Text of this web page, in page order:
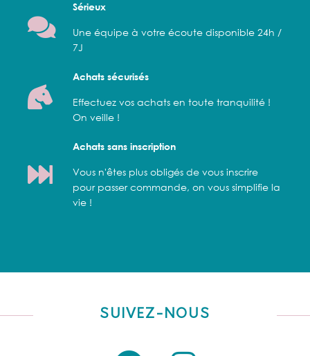
Sérieux
Une équipe à votre écoute disponible 24h /
7J
Achats sécurisés
Effectuez vos achats en toute tranquilité !
On veille !
Achats sans inscription
Vous n'êtes plus obligés de vous inscrire
pour passer commande, on vous simplifie la
vie !
SUIVEZ-NOUS